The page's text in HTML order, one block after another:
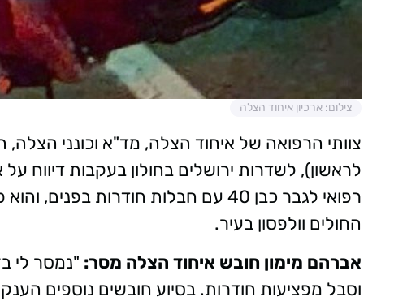
צילום: ארכיון איחוד הצלה
צוותי הרפואה של איחוד הצלה, מד"א וכונני הצלה,
לראשון), לשדרות ירושלים בחולון בעקבות דיווח על
רפואי לגבר כבן 40 עם חבלות חודרות
החולים וולפסון בעיר.
אברהם מימון חובש איחוד הצלה מסר: "נמסר לי
וסבל מפציעות חודרות. בסיוע חובשים נוספים